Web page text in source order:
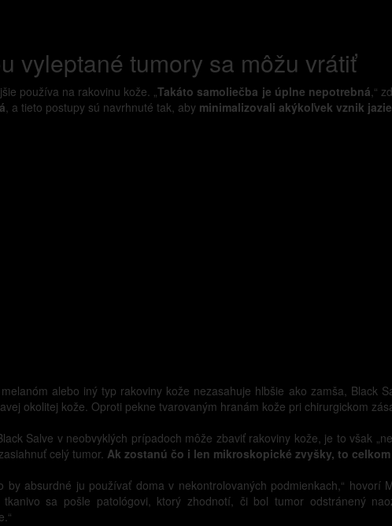
vyleptané tumory sa môžu vrátiť
používa na rakovinu kože. „Takáto samoliečba je úplne nepotrebná,“
, a tieto postupy sú navrhnuté tak, aby minimalizovali akýkoľvek vznik
alebo iný typ rakoviny kože nezasahuje hlbšie ako zamša, Black
okolitej kože. Oproti pekne tvarovaným hranám kože pri chirurgickom
Salve v neobvyklých prípadoch môže zbaviť rakoviny kože, je to však
celý tumor. Ak zostanú čo i len mikroskopické zvyšky, to celkom
by absurdné ju používať doma v nekontrolovaných podmienkach,“ hovorí
tkanivo sa pošle patológovi, ktorý zhodnotí, či bol tumor odstránený